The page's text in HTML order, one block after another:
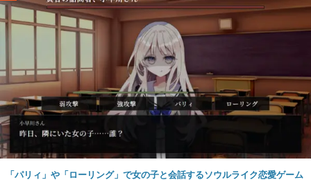
「パリィ」や「ローリング」で女の子と会話するソウルライク恋愛ゲーム